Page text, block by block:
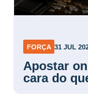
FORÇA 31 JUL
Apostar
cara do